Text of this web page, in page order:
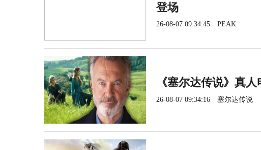
登场
26-08-07 09:34:45 PEAK
《塞尔达传说》真
26-08-07 09:34:16 塞尔达传说